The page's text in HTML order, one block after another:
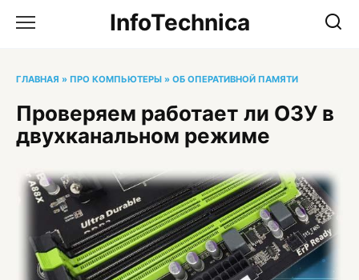
InfoTechnica
ГЛАВНАЯ » ПРО КОМПЬЮТЕРЫ » ОБ ОПЕРАТИВНОЙ ПАМЯТИ
Проверяем работает ли ОЗУ в
двухканальном режиме